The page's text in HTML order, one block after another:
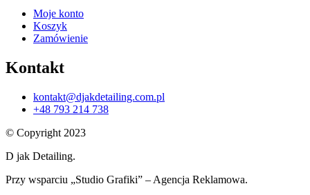
Moje konto
Koszyk
Zamówienie
Kontakt
kontakt@djakdetailing.com.pl
+48 793 214 738
© Copyright 2023
D jak Detailing.
Przy wsparciu „Studio Grafiki” – Agencja Reklamowa.